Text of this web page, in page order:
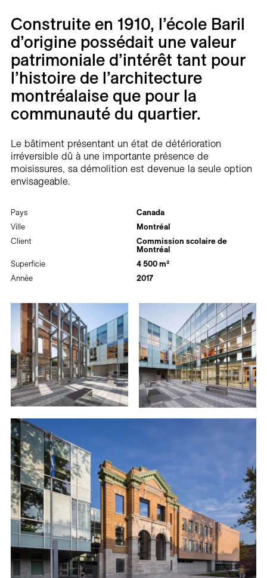
Contact
En
Pays
Canada
Ville
Montréal
Client
Commission scolaire de
Montréal
Superficie
4 500 m²
Année
2017
Construite en 1910, l’école Baril
d’origine possédait une valeur
patrimoniale d’intérêt tant pour
l’histoire de l’architecture
montréalaise que pour la
communauté du quartier.
Le bâtiment présentant un état de détérioration
irréversible dû à une importante présence de
moisissures, sa démolition est devenue la seule option
envisageable.